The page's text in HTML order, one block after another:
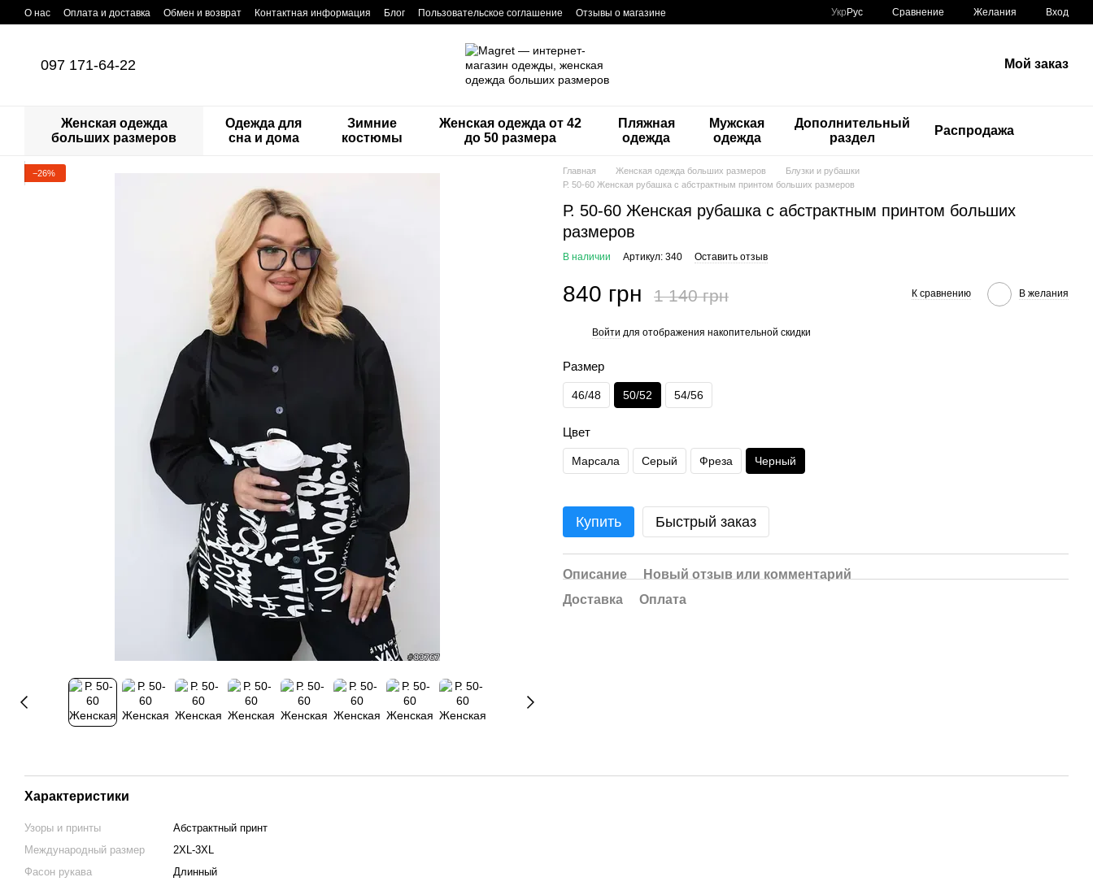
Перейти к основному контенту
О нас Оплата и доставка Обмен и возврат Контактная информация Блог Пользовательское соглашение Отзывы о магазине Укр Рус Сравнение Желания Вход
097 171-64-22 Мой заказ
Женская одежда
больших размеров
Одежда для
сна и дома
Зимние
костюмы
Женская одежда от 42
до 50 размера
Пляжная
одежда
Мужская
одежда
Дополнительный
раздел
Распродажа
−26% Главная Женская одежда больших размеров
Блузки и рубашки
Р. 50-60 Женская рубашка с абстрактным принтом больших размеров
Р. 50-60 Женская рубашка с абстрактным принтом больших
размеров
В наличии Артикул: 340 Оставить отзыв
840 грн 1 140 грн К сравнению В желания
Войти для отображения накопительной скидки
Размер
46/48 50/52 54/56
Цвет
Марсала Серый Фреза Черный
Купить Быстрый заказ
Описание
Новый отзыв или комментарий
Доставка
Оплата
Характеристики
Узоры и принты
Абстрактный принт
Международный размер
2XL-3XL
Фасон рукава
Длинный